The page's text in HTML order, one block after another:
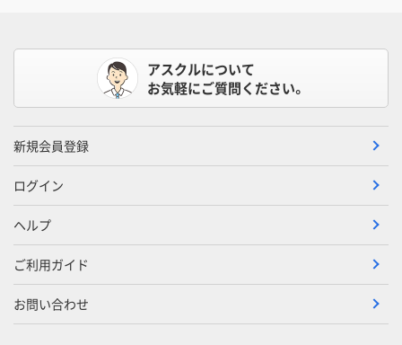
アスクルについて
お気軽にご質問ください。
新規会員登録
ログイン
ヘルプ
ご利用ガイド
お問い合わせ